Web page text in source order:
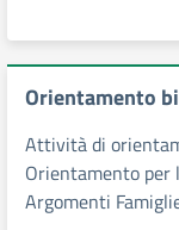
Orientamento
Attività di
Orientamento per
Argomenti